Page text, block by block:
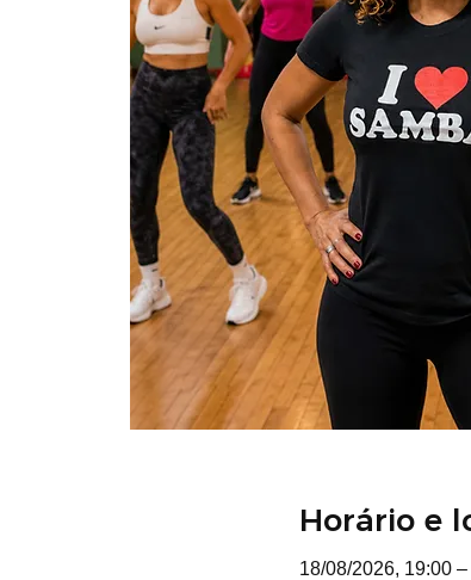
Horário e
18/08/2026, 19:00